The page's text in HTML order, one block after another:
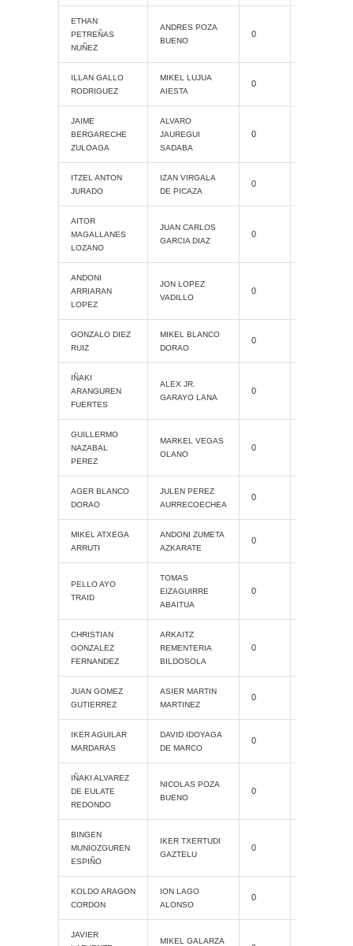
ETHAN
PETREÑAS
NUÑEZ
ANDRES POZA
BUENO
0
ILLAN GALLO
RODRIGUEZ
MIKEL LUJUA
AIESTA
0
JAIME
BERGARECHE
ZULOAGA
ALVARO
JAUREGUI
SADABA
0
ITZEL ANTON
JURADO
IZAN VIRGALA
DE PICAZA
0
AITOR
MAGALLANES
LOZANO
JUAN CARLOS
GARCIA DIAZ
0
ANDONI
ARRIARAN
LOPEZ
JON LOPEZ
VADILLO
0
GONZALO DIEZ
RUIZ
MIKEL BLANCO
DORAO
0
IÑAKI
ARANGUREN
FUERTES
ALEX JR.
GARAYO LANA
0
GUILLERMO
NAZABAL
PEREZ
MARKEL VEGAS
OLANO
0
AGER BLANCO
DORAO
JULEN PEREZ
AURRECOECHEA
0
MIKEL ATXEGA
ARRUTI
ANDONI ZUMETA
AZKARATE
0
PELLO AYO
TRAID
TOMAS
EIZAGUIRRE
ABAITUA
0
CHRISTIAN
GONZALEZ
FERNANDEZ
ARKAITZ
REMENTERIA
BILDOSOLA
0
JUAN GOMEZ
GUTIERREZ
ASIER MARTIN
MARTINEZ
0
IKER AGUILAR
MARDARAS
DAVID IDOYAGA
DE MARCO
0
IÑAKI ALVAREZ
DE EULATE
REDONDO
NICOLAS POZA
BUENO
0
BINGEN
MUNIOZGUREN
ESPIÑO
IKER TXERTUDI
GAZTELU
0
KOLDO ARAGON
CORDON
ION LAGO
ALONSO
0
JAVIER
MIKEL GALARZA